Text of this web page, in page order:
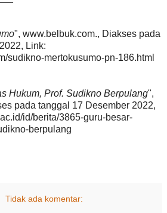
", www.belbuk.com., Diakses pada
Link:
sudikno-mertokusumo-pn-186.html
Hukum, Prof. Sudikno Berpulang",
pada tanggal 17 Desember 2022,
id/berita/3865-guru-besar-
berpulang
Tidak ada komentar: